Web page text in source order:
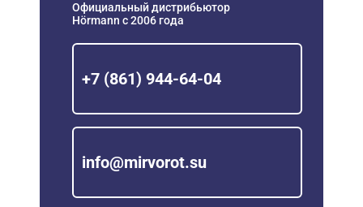
Официальный дистрибьютор
Hörmann с 2006 года
+7 (861) 944-64-04
info@mirvorot.su